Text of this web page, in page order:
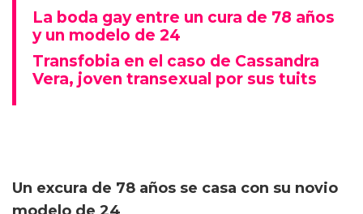
La boda gay entre un cura de 78 años
y un modelo de 24
Transfobia en el caso de Cassandra
Vera, joven transexual por sus tuits
Un excura de 78 años se casa con su novio